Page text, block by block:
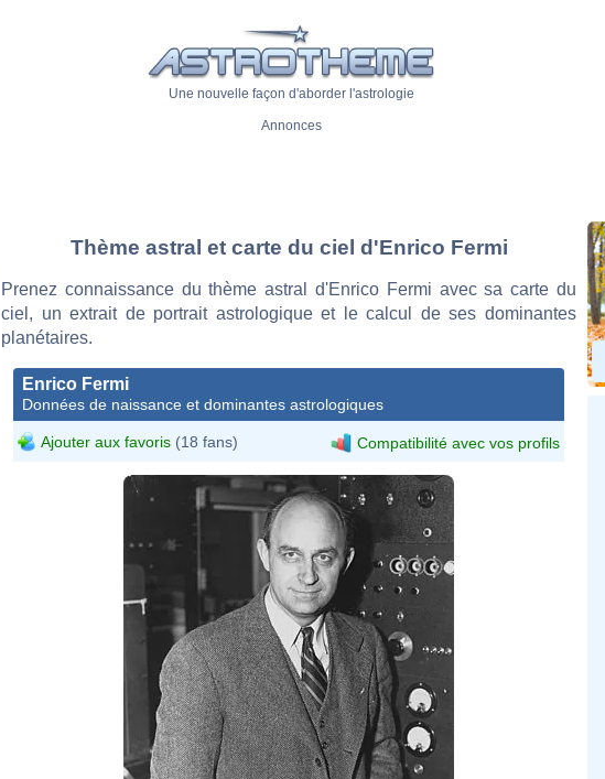
Une nouvelle façon d'aborder l'astrologie
Annonces
Thème astral et carte du ciel d'Enrico Fermi
Prenez connaissance du thème astral d'Enrico Fermi avec sa carte du
ciel, un extrait de portrait astrologique et le calcul de ses dominantes
planétaires.
Enrico Fermi
Données de naissance et dominantes astrologiques
Ajouter aux favoris (18 fans) Compatibilité avec vos profils